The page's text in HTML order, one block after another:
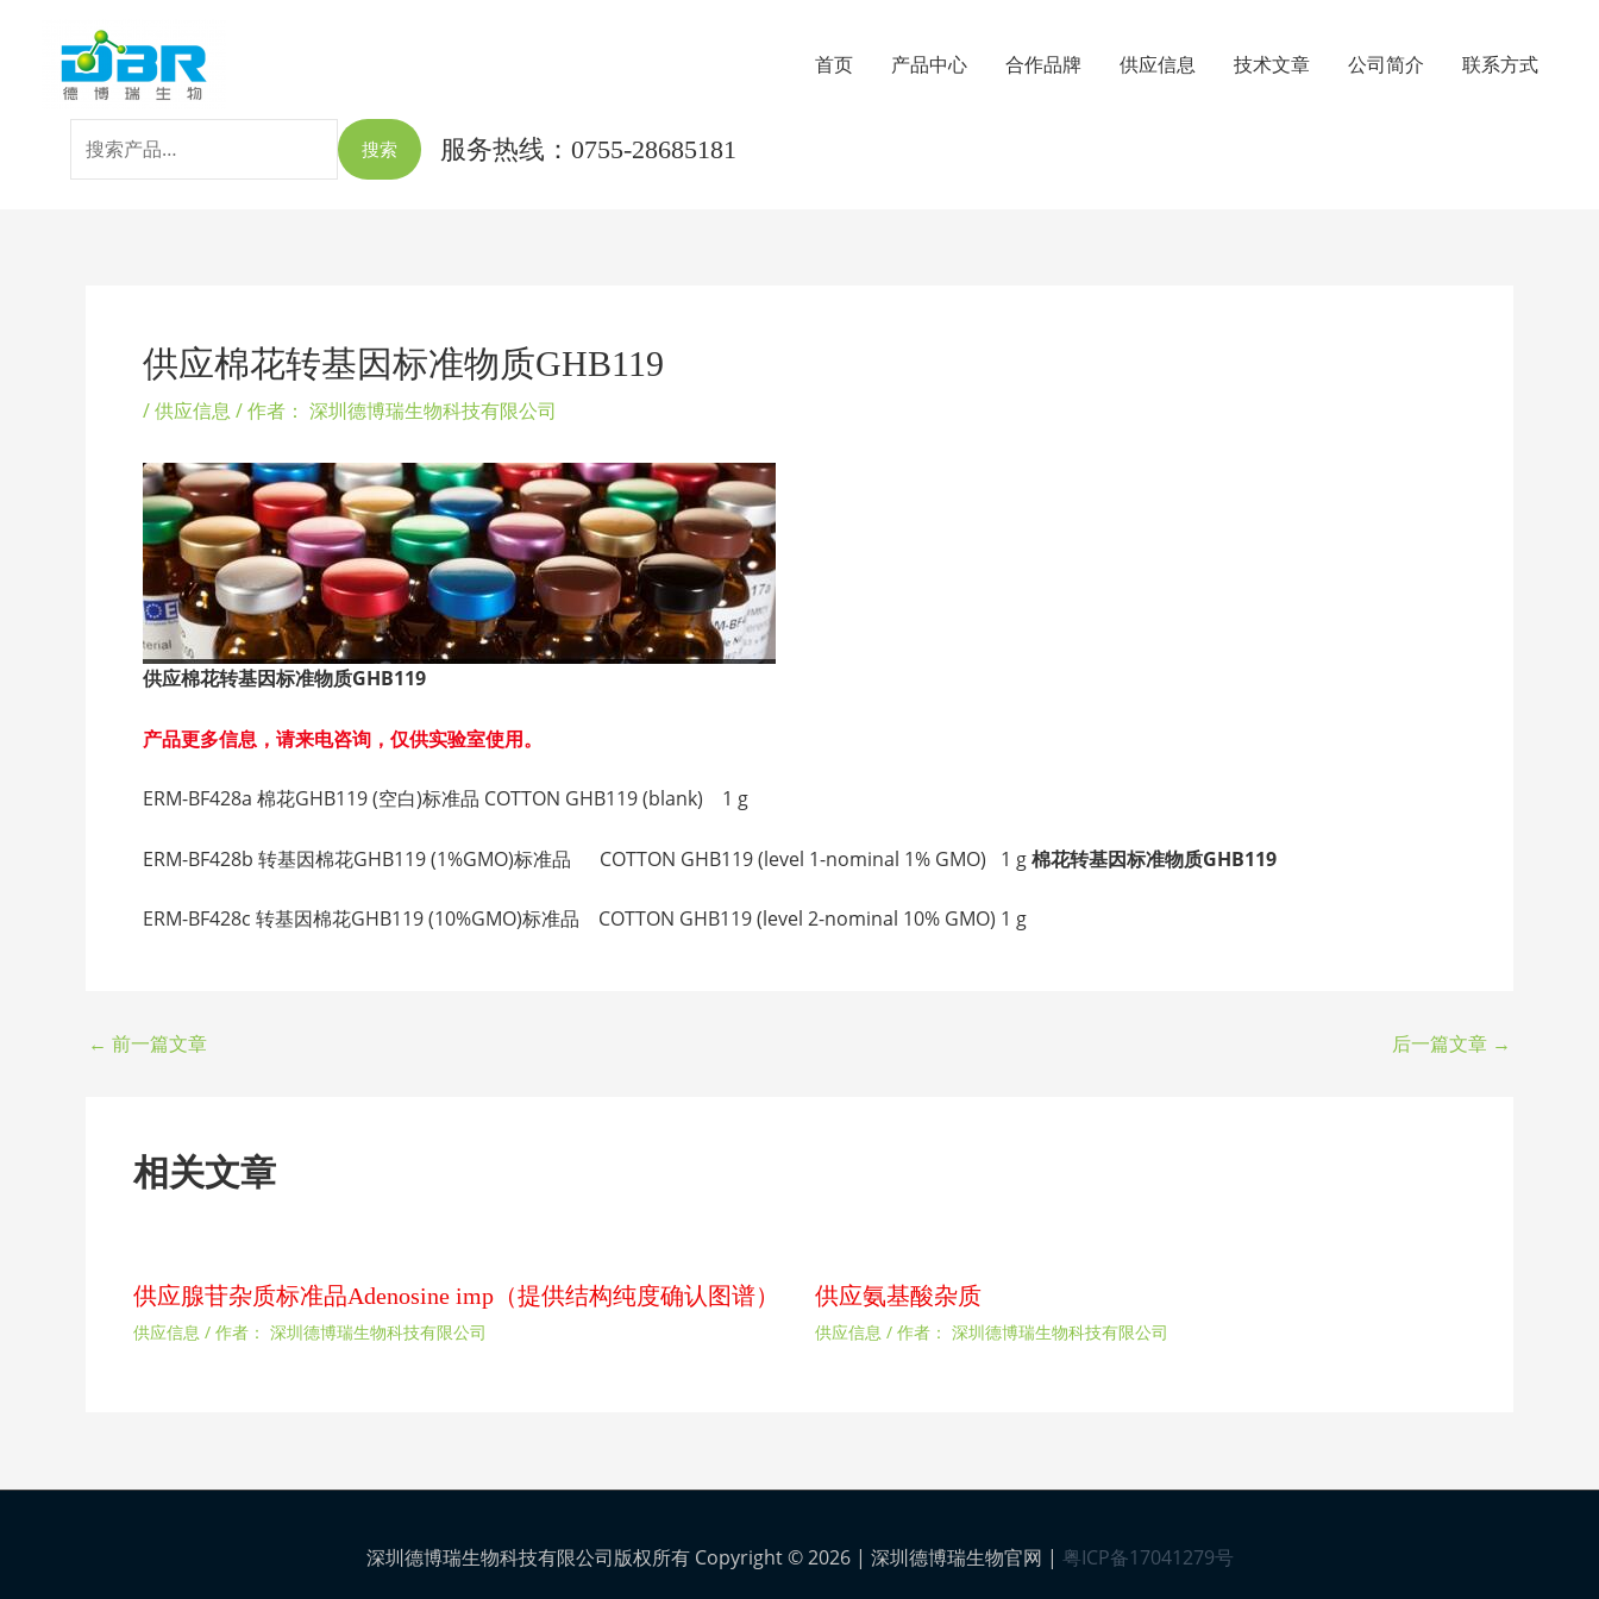
首页 产品中心 合作品牌 供应信息 技术文章 公司简介 联系方式
索：
搜索 服务热线：0755-28685181
供应棉花转基因标准物质GHB119
/供应信息 / 作者： 深圳德博瑞生物科技有限公司
供应棉花转基因标准物质GHB119
产品更多信息，请来电咨询，仅供实验室使用。
ERM-BF428a 棉花GHB119 (空白)标准品 COTTON GHB119 (blank) 1 g
ERM-BF428b 转基因棉花GHB119 (1%GMO)标准品 COTTON GHB119 (level 1-nominal 1% GMO) 1 g棉花转基因标准物质GHB119
ERM-BF428c 转基因棉花GHB119 (10%GMO)标准品 COTTON GHB119 (level 2-nominal 10% GMO) 1 g
← 前一篇文章 后一篇文章 →
相关文章
供应腺苷杂质标准品Adenosine imp（提供结构纯度确认图谱）
供应信息 / 作者： 深圳德博瑞生物科技有限公司
供应氨基酸杂质
供应信息 / 作者： 深圳德博瑞生物科技有限公司
深圳德博瑞生物科技有限公司版权所有 Copyright © 2026 | 深圳德博瑞生物官网 | 粤ICP备17041279号